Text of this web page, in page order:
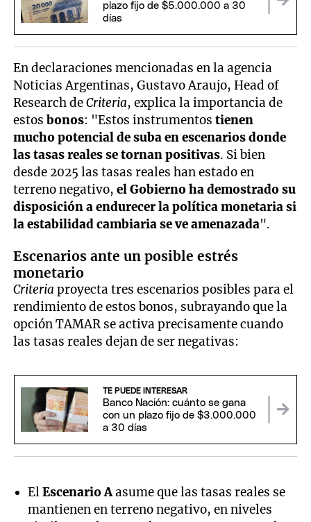
plazo fijo de $5.000.000 a 30
días
En declaraciones mencionadas en la agencia
Noticias Argentinas, Gustavo Araujo, Head of
Research deCriteria, explica la importancia de
estosbonos: "Estos instrumentostienen
mucho potencial de suba en escenarios donde
las tasas reales se tornan positivas. Si bien
desde 2025 las tasas reales han estado en
terreno negativo,el Gobierno ha demostrado su
disposición a endurecer la política monetaria si
la estabilidad cambiaria se ve amenazada".
Escenarios ante un posible estrés
monetario
Criteriaproyecta tres escenarios posibles para el
rendimiento de estos bonos, subrayando que la
opción TAMAR se activa precisamente cuando
las tasas reales dejan de ser negativas:
TE PUEDE INTERESAR
Banco Nación: cuánto se gana
con un plazo fijo de $3.000.000
a 30 días
ElEscenario Aasume que las tasas reales se
mantienen en terreno negativo, en niveles